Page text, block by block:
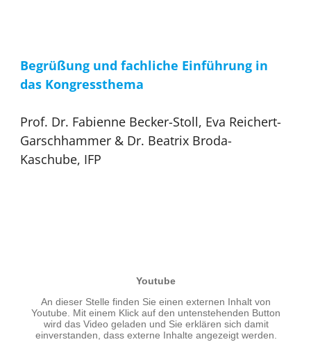
Begrüßung und fachliche Einführung in
das Kongressthema
Prof. Dr. Fabienne Becker-Stoll, Eva Reichert-
Garschhammer & Dr. Beatrix Broda-
Kaschube, IFP